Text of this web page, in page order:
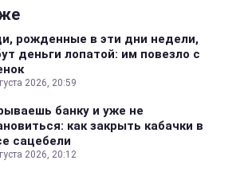
рожденные в эти дни недели,
деньги лопатой: им повезло с
2026, 20:59
банку и уже не
как закрыть кабачки в
сацебели
2026, 20:12